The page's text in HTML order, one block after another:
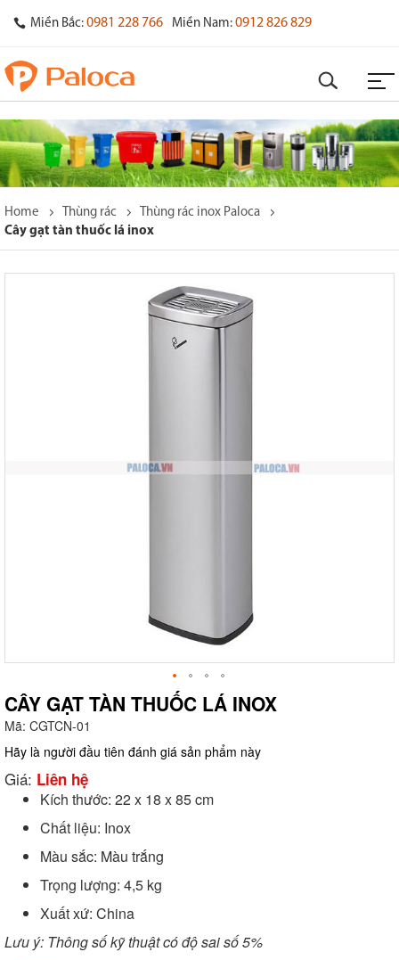
Miền Bắc: 0981 228 766 Miền Nam: 0912 826 829
Home Thùng rác
Thùng rác inox Paloca
Cây gạt tàn thuốc lá inox
CÂY GẠT TÀN THUỐC LÁ INOX
Mã: CGTCN-01
Hãy là người đầu tiên đánh giá sản phẩm này
Giá: Liên hệ
Kích thước: 22 x 18 x 85 cm
Chất liệu: Inox
Màu sắc: Màu trắng
Trọng lượng: 4,5 kg
Xuất xứ: China
Lưu ý: Thông số kỹ thuật có độ sai số 5%